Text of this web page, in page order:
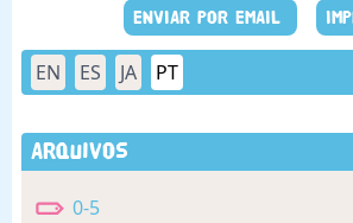
ENVIAR POR EMAIL
EN ES JA PT
Arquivos
0-5